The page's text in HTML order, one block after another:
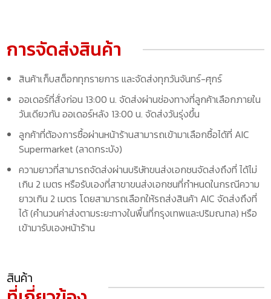
การจัดส่งสินค้า
สินค้าเก็บสต็อกทุกรายการ และจัดส่งทุกวันจันทร์-ศุกร์
ออเดอร์ที่สั่งก่อน 13:00 น. จัดส่งผ่านช่องทางที่ลูกค้าเลือกภายใน
วันเดียวกัน ออเดอร์หลัง 13:00 น. จัดส่งวันรุ่งขึ้น
ลูกค้าที่ต้องการซื้อผ่านหน้าร้านสามารถเข้ามาเลือกซื้อได้ที่ AIC
Supermarket (ลาดกระบัง)
ความยาวที่สามารถจัดส่งผ่านบริษัทขนส่งเอกชนจัดส่งถึงที่ ได้ไม่
เกิน 2 เมตร หรือรับเองที่สาขาขนส่งเอกชนที่กำหนดในกรณีความ
ยาวเกิน 2 เมตร โดยสามารถเลือกให้รถส่งสินค้า AIC จัดส่งถึงที่
ได้ (คำนวนค่าส่งตามระยะทางในพื้นที่กรุงเทพและปริมณฑล) หรือ
เข้ามารับเองหน้าร้าน
สินค้า